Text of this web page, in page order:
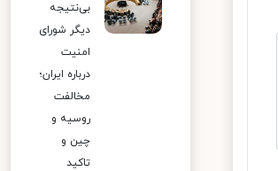
بی‌نتیجه
دیگر شورای
امنیت
درباره ایران؛
مخالفت
روسیه و
چین و
تاکید